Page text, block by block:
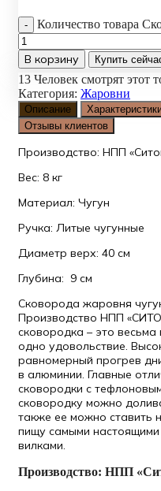
Количество товара
В корзину Купить
13 Человек смотрят этот
Категория: Жаровни
Описание
Отзывы клиентов
Производство: НПП
Вес: 8 кг
Материал: Чугун
Ручка: Литые чугунные
Диаметр верх: 40 см
Глубина: 9 см
Сковорода жаровня
Производство НПП
сковородка – это весьма
одно удовольствие.
равномерный прогрев
в алюминии. Главные
сковородки с
сковородку можно
также ее можно ставить
пищу самыми
вилками.
Производство: НПП